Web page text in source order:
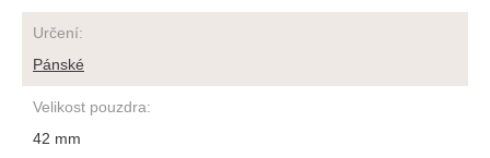
Určení:
Pánské
Velikost pouzdra:
42 mm